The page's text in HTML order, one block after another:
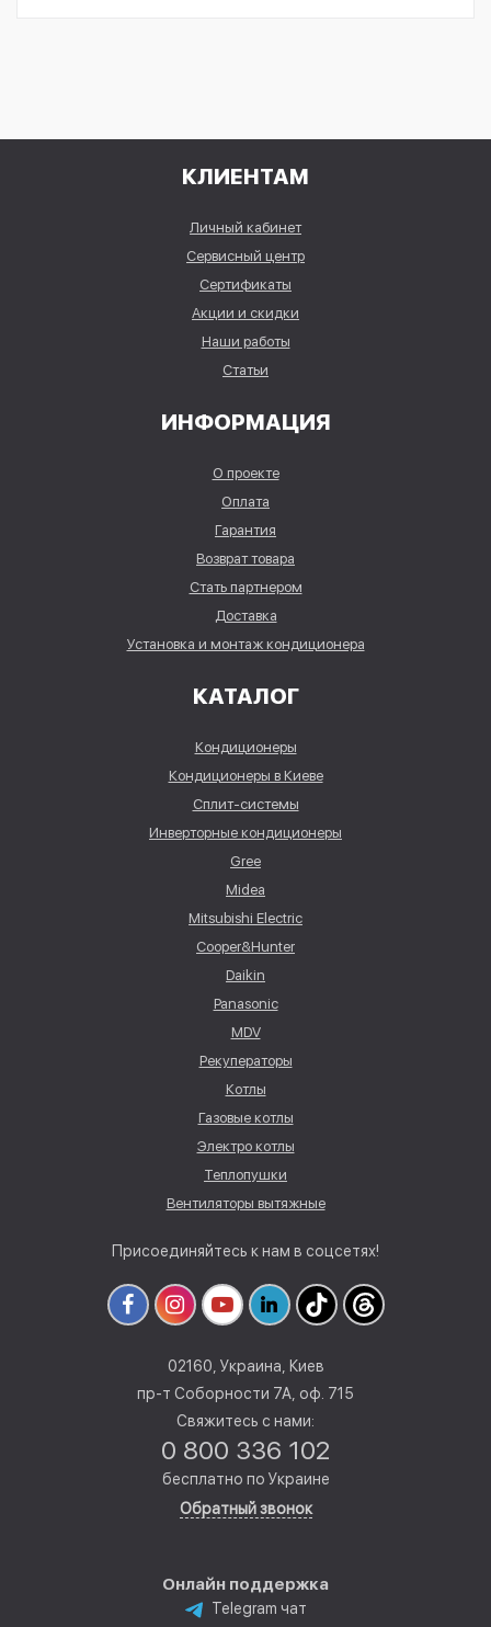
КЛИЕНТАМ
Личный кабинет
Сервисный центр
Сертификаты
Акции и скидки
Наши работы
Статьи
ИНФОРМАЦИЯ
О проекте
Оплата
Гарантия
Возврат товара
Стать партнером
Доставка
Установка и монтаж кондиционера
КАТАЛОГ
Кондиционеры
Кондиционеры в Киеве
Сплит-системы
Инверторные кондиционеры
Gree
Midea
Mitsubishi Electric
Cooper&Hunter
Daikin
Panasonic
MDV
Рекуператоры
Котлы
Газовые котлы
Электро котлы
Теплопушки
Вентиляторы вытяжные
Присоединяйтесь к нам в соцсетях!
02160, Украина, Киев
пр-т Соборности 7А, оф. 715
Свяжитесь с нами:
0 800 336 102
бесплатно по Украине
Обратный звонок
Онлайн поддержка
Telegram чат